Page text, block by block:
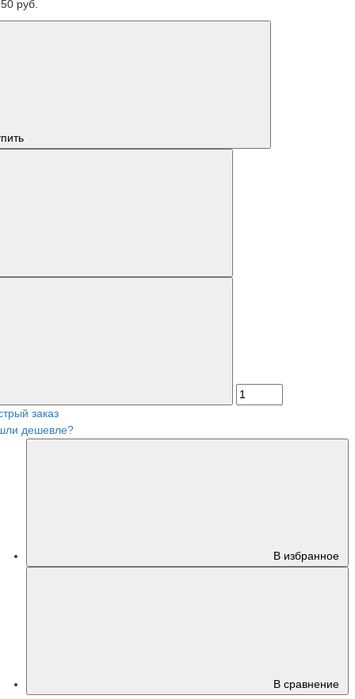
руб.
заказ
дешевле?
В избранное
В сравнение